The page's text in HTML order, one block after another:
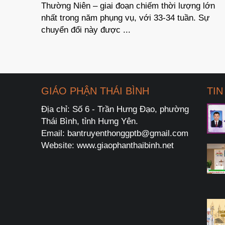
thông báo long trọng về lễ Phục sinh và những
ngày lễ chính trong năm phụng vụ 2026.
GIÁO PHẬN THÁI BÌNH
Địa chỉ: Số 6 - Trần Hưng Đạo, phường
Thái Bình, tỉnh Hưng Yên.
Email: bantruyenthonggptb@gmail.com
Website: www.giaophanthaibinh.net